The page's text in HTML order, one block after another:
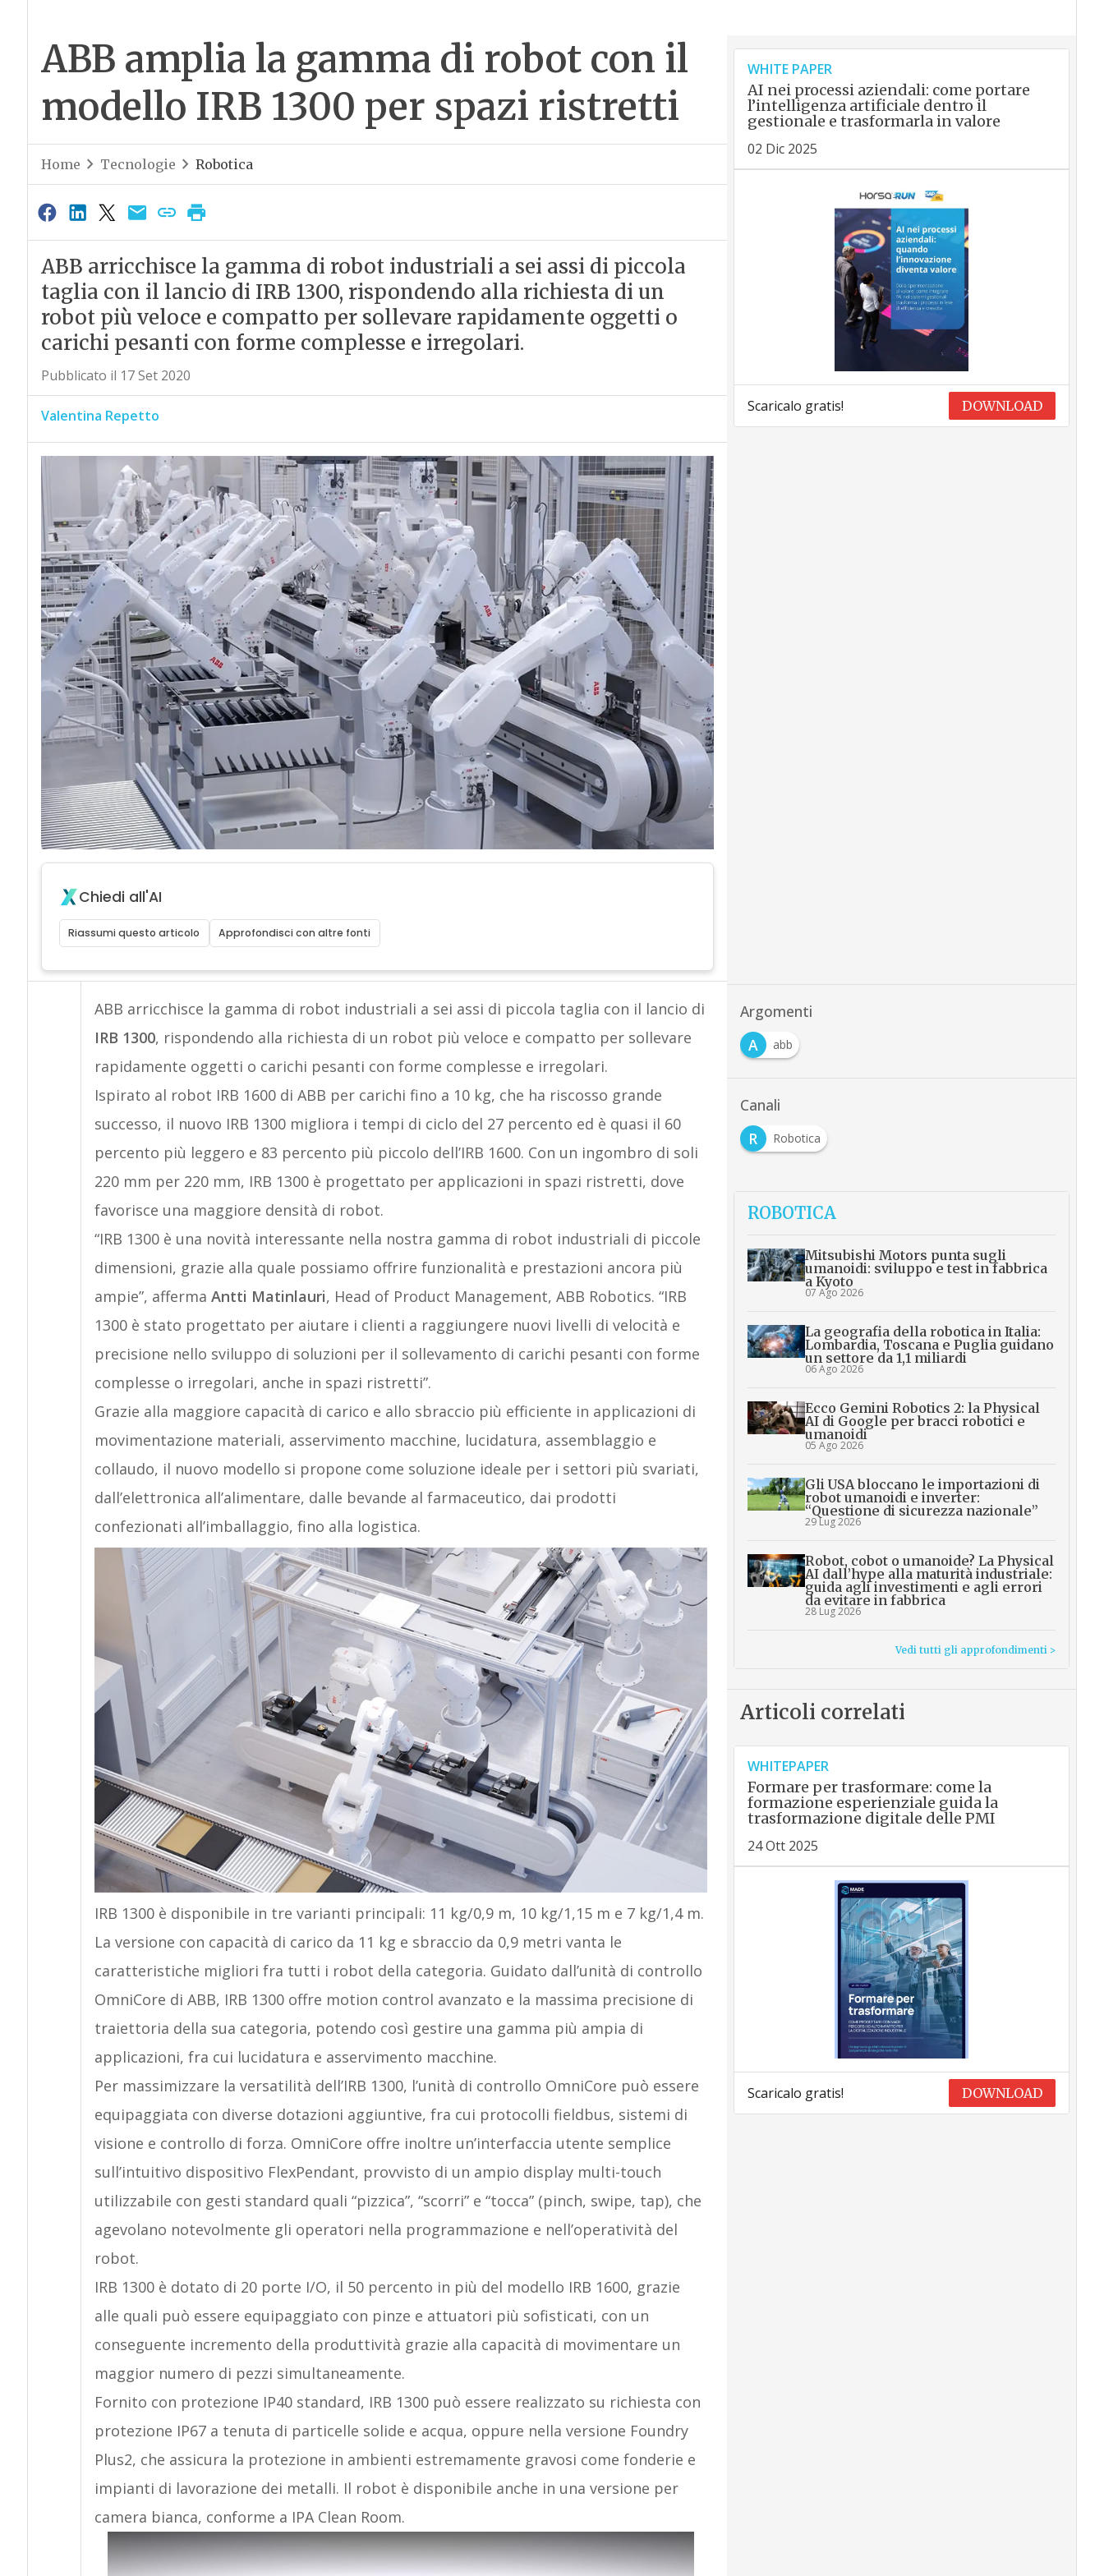
ABB amplia la gamma di robot con il
modello IRB 1300 per spazi ristretti
Home Tecnologie Robotica
ABB arricchisce la gamma di robot industriali a sei assi di piccola
taglia con il lancio di IRB 1300, rispondendo alla richiesta di un
robot più veloce e compatto per sollevare rapidamente oggetti o
carichi pesanti con forme complesse e irregolari.
Pubblicato il 17 Set 2020
Valentina Repetto
Chiedi all'AI
Riassumi questo articolo Approfondisci con altre fonti
ABB arricchisce la gamma di robot industriali a sei assi di piccola taglia con il lancio di
IRB 1300, rispondendo alla richiesta di un robot più veloce e compatto per sollevare
rapidamente oggetti o carichi pesanti con forme complesse e irregolari.
Ispirato al robot IRB 1600 di ABB per carichi fino a 10 kg, che ha riscosso grande
successo, il nuovo IRB 1300 migliora i tempi di ciclo del 27 percento ed è quasi il 60
percento più leggero e 83 percento più piccolo dell’IRB 1600. Con un ingombro di soli
220 mm per 220 mm, IRB 1300 è progettato per applicazioni in spazi ristretti, dove
favorisce una maggiore densità di robot.
“IRB 1300 è una novità interessante nella nostra gamma di robot industriali di piccole
dimensioni, grazie alla quale possiamo offrire funzionalità e prestazioni ancora più
ampie”, afferma Antti Matinlauri, Head of Product Management, ABB Robotics. “IRB
1300 è stato progettato per aiutare i clienti a raggiungere nuovi livelli di velocità e
precisione nello sviluppo di soluzioni per il sollevamento di carichi pesanti con forme
complesse o irregolari, anche in spazi ristretti”.
Grazie alla maggiore capacità di carico e allo sbraccio più efficiente in applicazioni di
movimentazione materiali, asservimento macchine, lucidatura, assemblaggio e
collaudo, il nuovo modello si propone come soluzione ideale per i settori più svariati,
dall’elettronica all’alimentare, dalle bevande al farmaceutico, dai prodotti
confezionati all’imballaggio, fino alla logistica.
IRB 1300 è disponibile in tre varianti principali: 11 kg/0,9 m, 10 kg/1,15 m e 7 kg/1,4 m.
La versione con capacità di carico da 11 kg e sbraccio da 0,9 metri vanta le
caratteristiche migliori fra tutti i robot della categoria. Guidato dall’unità di controllo
OmniCore di ABB, IRB 1300 offre motion control avanzato e la massima precisione di
traiettoria della sua categoria, potendo così gestire una gamma più ampia di
applicazioni, fra cui lucidatura e asservimento macchine.
Per massimizzare la versatilità dell’IRB 1300, l’unità di controllo OmniCore può essere
equipaggiata con diverse dotazioni aggiuntive, fra cui protocolli fieldbus, sistemi di
visione e controllo di forza. OmniCore offre inoltre un’interfaccia utente semplice
sull’intuitivo dispositivo FlexPendant, provvisto di un ampio display multi-touch
utilizzabile con gesti standard quali “pizzica”, “scorri” e “tocca” (pinch, swipe, tap), che
agevolano notevolmente gli operatori nella programmazione e nell’operatività del
robot.
IRB 1300 è dotato di 20 porte I/O, il 50 percento in più del modello IRB 1600, grazie
alle quali può essere equipaggiato con pinze e attuatori più sofisticati, con un
conseguente incremento della produttività grazie alla capacità di movimentare un
maggior numero di pezzi simultaneamente.
Fornito con protezione IP40 standard, IRB 1300 può essere realizzato su richiesta con
protezione IP67 a tenuta di particelle solide e acqua, oppure nella versione Foundry
Plus2, che assicura la protezione in ambienti estremamente gravosi come fonderie e
impianti di lavorazione dei metalli. Il robot è disponibile anche in una versione per
camera bianca, conforme a IPA Clean Room.
WHITE PAPER
AI nei processi aziendali: come portare
l’intelligenza artificiale dentro il
gestionale e trasformarla in valore
02 Dic 2025
Scaricalo gratis! DOWNLOAD
Argomenti
A
abb
Canali
R
Robotica
ROBOTICA
Mitsubishi Motors punta sugli
umanoidi: sviluppo e test in fabbrica
a Kyoto
07 Ago 2026
La geografia della robotica in Italia:
Lombardia, Toscana e Puglia guidano
un settore da 1,1 miliardi
06 Ago 2026
Ecco Gemini Robotics 2: la Physical
AI di Google per bracci robotici e
umanoidi
05 Ago 2026
Gli USA bloccano le importazioni di
robot umanoidi e inverter:
“Questione di sicurezza nazionale”
29 Lug 2026
Robot, cobot o umanoide? La Physical
AI dall’hype alla maturità industriale:
guida agli investimenti e agli errori
da evitare in fabbrica
28 Lug 2026
Vedi tutti gli approfondimenti >
Articoli correlati
WHITEPAPER
Formare per trasformare: come la
formazione esperienziale guida la
trasformazione digitale delle PMI
24 Ott 2025
Scaricalo gratis! DOWNLOAD